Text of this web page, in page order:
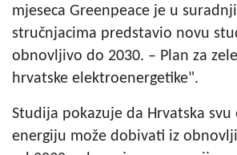
mjeseca Greenpeace je u
stručnjacima predstavio novu
obnovljivo do 2030. – Plan za
hrvatske elektroenergetike".
Studija pokazuje da Hrvatska
energiju može dobivati iz